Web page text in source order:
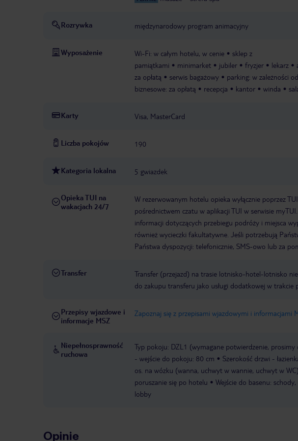
Rozrywka międzynarodowy program animacyjny
Wyposażenie Wi-Fi: w całym hotelu, w cenie
sklep z
pamiątkami
minimarket jubiler fryzjer lekarz
za opłatą
serwis bagażowy parking: w zależności
biznesowe: za opłatą
recepcja kantor winda
Karty Visa, MasterCard
Liczba pokojów 190
Kategoria lokalna 5 gwiazdek
Opieka TUI na
wakacjach 24/7
W rezerwowanym hotelu opieka wyłącznie poprzez
pośrednictwem czatu w aplikacji TUI w serwisie
informacji dotyczących przebiegu podróży i miejsca
również wycieczki fakultatywne. Jeśli potrzebują
Państwa dyspozycji: telefonicznie, SMS-owo lub za
Transfer
Transfer (przejazd) na trasie lotnisko-hotel-lotnisko
do zakupu transferu jako usługi dodatkowej w trakcie
Przepisy wjazdowe i
informacje MSZ
Zapoznaj się z przepisami wjazdowymi i informacjami
Niepełnosprawność
ruchowa
Typ pokoju: DZL1 (wymagane potwierdzenie,
- wejście do pokoju: 80 cm
Szerokość drzwi -
os. na wózku (wanna, uchwyt w wannie, uchwyt w WC)
poruszanie się po hotelu
Wejście do basenu:
lobby
Opinie